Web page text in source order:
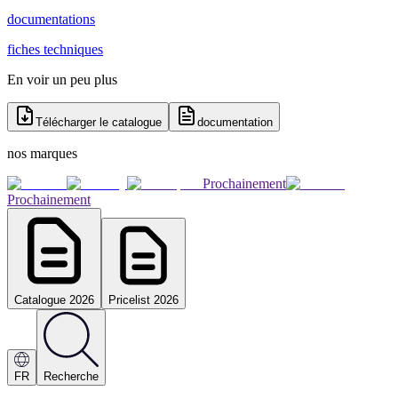
documentations
fiches techniques
En voir un peu plus
Télécharger le catalogue documentation
nos marques
Prochainement
Prochainement
Catalogue 2026 Pricelist 2026
FR Recherche